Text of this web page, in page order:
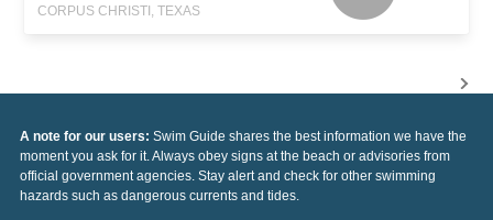
CORPUS CHRISTI, TEXAS
A note for our users: Swim Guide shares the best information we have the
moment you ask for it. Always obey signs at the beach or advisories from
official government agencies. Stay alert and check for other swimming
hazards such as dangerous currents and tides.